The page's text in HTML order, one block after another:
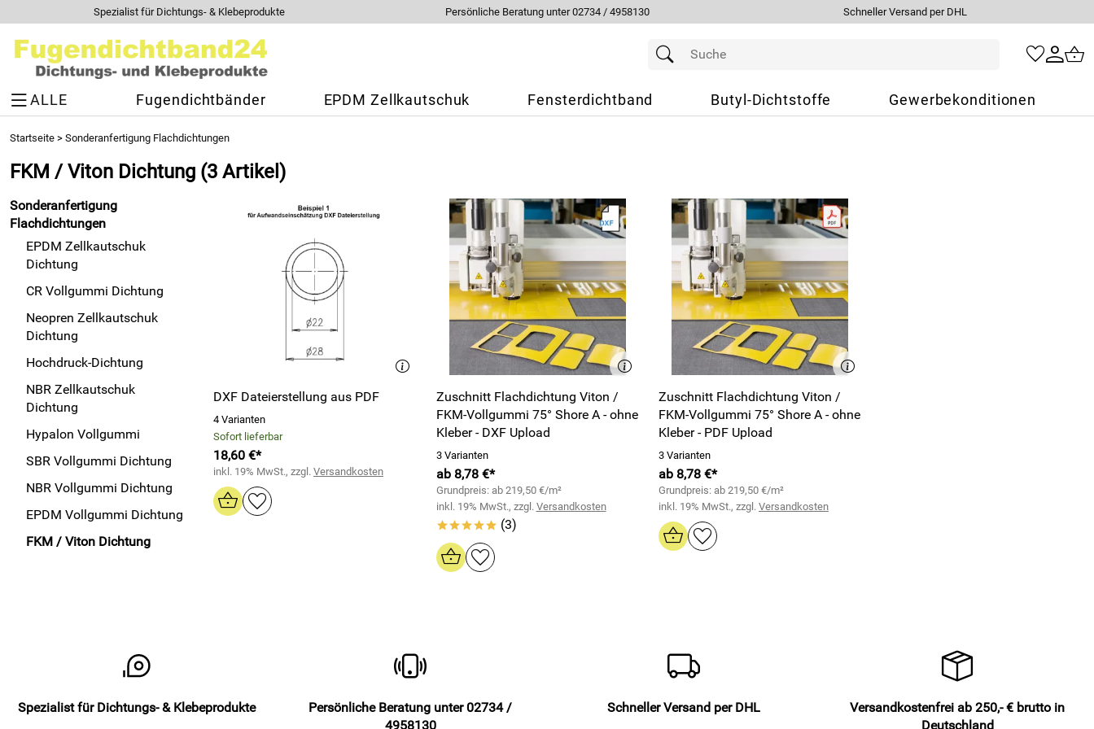
Spezialist für Dichtungs- & Klebeprodukte Persönliche Beratung unter 02734 / 4958130 Schneller Versand per DHL
ALLE Fugendichtbänder EPDM Zellkautschuk Fensterdichtband Butyl-Dichtstoffe Gewerbekonditionen
Startseite > Sonderanfertigung Flachdichtungen
FKM / Viton Dichtung (3 Artikel)
Sonderanfertigung
Flachdichtungen
EPDM Zellkautschuk
Dichtung
CR Vollgummi Dichtung
Neopren Zellkautschuk
Dichtung
Hochdruck-Dichtung
NBR Zellkautschuk
Dichtung
Hypalon Vollgummi
SBR Vollgummi Dichtung
NBR Vollgummi Dichtung
EPDM Vollgummi Dichtung
FKM / Viton Dichtung
DXF Dateierstellung aus PDF
4 Varianten
Sofort lieferbar
18,60 €*
inkl. 19% MwSt., zzgl. Versandkosten
Zuschnitt Flachdichtung Viton /
FKM-Vollgummi 75° Shore A - ohne
Kleber - DXF Upload
3 Varianten
ab 8,78 €*
Grundpreis: ab 219,50 €/m²
inkl. 19% MwSt., zzgl. Versandkosten
***** (3)
Zuschnitt Flachdichtung Viton /
FKM-Vollgummi 75° Shore A - ohne
Kleber - PDF Upload
3 Varianten
ab 8,78 €*
Grundpreis: ab 219,50 €/m²
inkl. 19% MwSt., zzgl. Versandkosten
Spezialist für Dichtungs- & Klebeprodukte
Persönliche Beratung unter 02734 /
4958130
Schneller Versand per DHL
Versandkostenfrei ab 250,- € brutto in
Deutschland